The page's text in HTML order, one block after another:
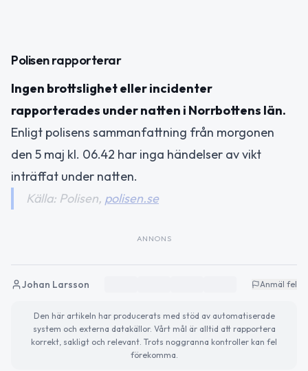
Polisen rapporterar
Ingen brottslighet eller incidenter
rapporterades under natten i Norrbottens län.
Enligt polisens sammanfattning från morgonen
den 5 maj kl. 06.42 har inga händelser av vikt
inträffat under natten.
Källa: Polisen, polisen.se
ANNONS
Johan Larsson Anmäl fel
Den här artikeln har producerats med stöd av automatiserade
system och externa datakällor. Vårt mål är alltid att rapportera
korrekt, sakligt och relevant. Trots noggranna kontroller kan fel
förekomma.